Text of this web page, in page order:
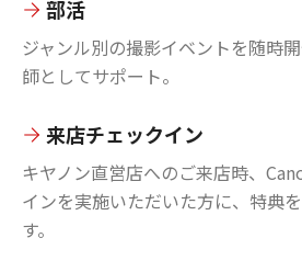
部活
ジャンル別の撮影イベントを随時
師としてサポート。
来店チェックイン
キヤノン直営店へのご来店時、
インを実施いただいた方に、特典
す。